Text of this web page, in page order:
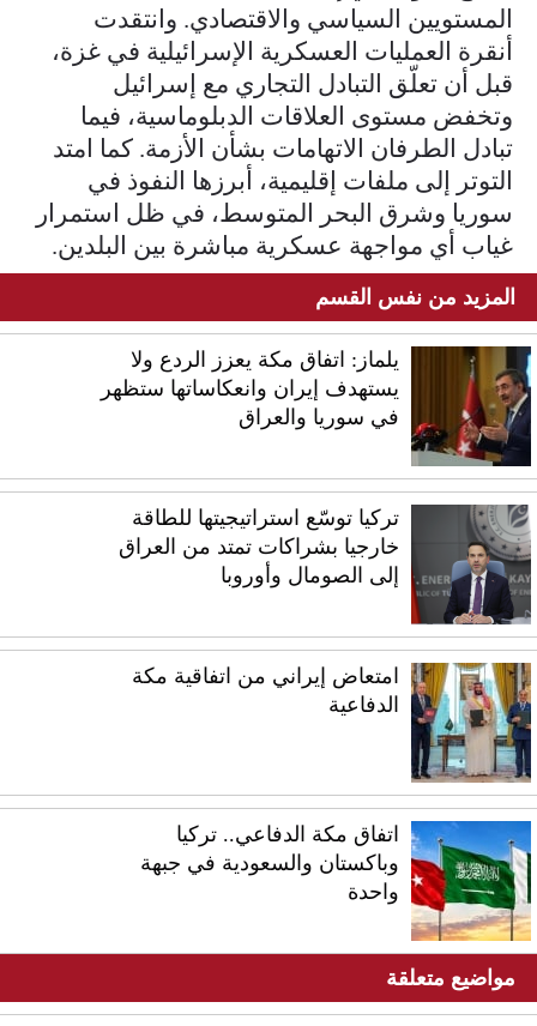
المستويين السياسي والاقتصادي. وانتقدت
أنقرة العمليات العسكرية الإسرائيلية في غزة،
قبل أن تعلّق التبادل التجاري مع إسرائيل
وتخفض مستوى العلاقات الدبلوماسية، فيما
تبادل الطرفان الاتهامات بشأن الأزمة. كما امتد
التوتر إلى ملفات إقليمية، أبرزها النفوذ في
سوريا وشرق البحر المتوسط، في ظل استمرار
غياب أي مواجهة عسكرية مباشرة بين البلدين.
المزيد من نفس القسم
يلماز: اتفاق مكة يعزز الردع ولا
يستهدف إيران وانعكاساتها ستظهر
في سوريا والعراق
تركيا توسّع استراتيجيتها للطاقة
خارجيا بشراكات تمتد من العراق
إلى الصومال وأوروبا
امتعاض إيراني من اتفاقية مكة
الدفاعية
اتفاق مكة الدفاعي.. تركيا
وباكستان والسعودية في جبهة
واحدة
مواضيع متعلقة